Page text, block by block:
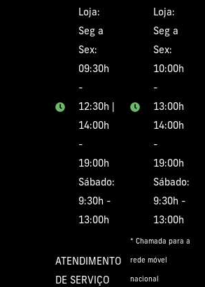
Loja:
Seg a
Sex:
09:30h
-
12:30h |
14:00h
-
19:00h
Sábado:
9:30h -
13:00h
ATENDIMENTO
DE SERVIÇO
Loja:
Seg a
Sex:
10:00h
-
13:00h
14:00h
-
19:00h
Sábado:
9:30h -
13:00h
* Chamada para a
rede móvel
nacional